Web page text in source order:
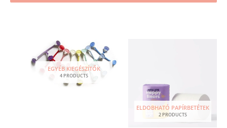
EGYÉB KIEGÉSZÍTŐK
4 PRODUCTS
ELDOBHATÓ PAPÍRBETÉTEK
2 PRODUCTS